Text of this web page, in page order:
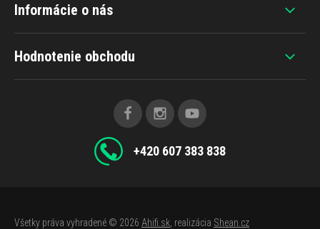
Informácie o nás
Hodnotenie obchodu
+420 607 383 838
Všetky práva vyhradené © 2026 Ahifi.sk , realizácia Shean.cz